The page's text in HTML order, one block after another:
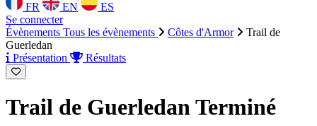
FR EN
ES
Se connecter
Évènements Tous les évènements Côtes d'Armor
Trail de
Guerledan
Présentation
Résultats
Trail de GuerledanTerminé